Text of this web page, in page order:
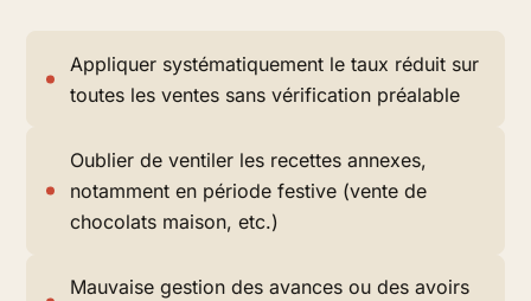
Appliquer systématiquement le taux réduit sur
toutes les ventes sans vérification préalable
Oublier de ventiler les recettes annexes,
notamment en période festive (vente de
chocolats maison, etc.)
Mauvaise gestion des avances ou des avoirs